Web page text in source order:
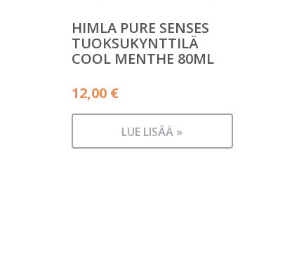
HIMLA PURE SENSES
TUOKSUKYNTTILÄ
COOL MENTHE 80ML
12,00 €
LUE LISÄÄ »